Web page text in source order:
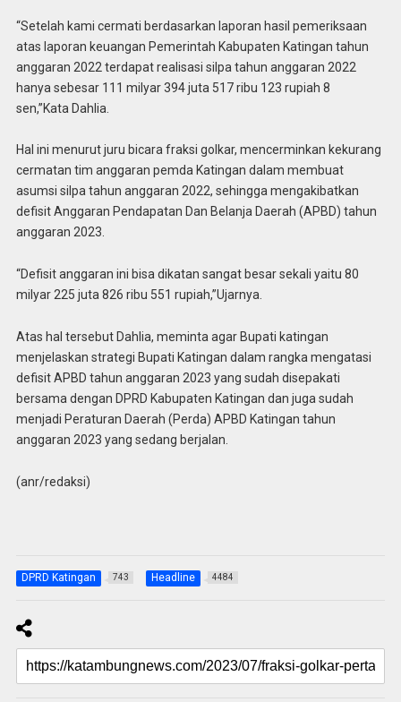
“Setelah kami cermati berdasarkan laporan hasil pemeriksaan
atas laporan keuangan Pemerintah Kabupaten Katingan tahun
anggaran 2022 terdapat realisasi silpa tahun anggaran 2022
hanya sebesar 111 milyar 394 juta 517 ribu 123 rupiah 8
sen,”Kata Dahlia.
Hal ini menurut juru bicara fraksi golkar, mencerminkan kekurang
cermatan tim anggaran pemda Katingan dalam membuat
asumsi silpa tahun anggaran 2022, sehingga mengakibatkan
defisit Anggaran Pendapatan Dan Belanja Daerah (APBD) tahun
anggaran 2023.
“Defisit anggaran ini bisa dikatan sangat besar sekali yaitu 80
milyar 225 juta 826 ribu 551 rupiah,”Ujarnya.
Atas hal tersebut Dahlia, meminta agar Bupati katingan
menjelaskan strategi Bupati Katingan dalam rangka mengatasi
defisit APBD tahun anggaran 2023 yang sudah disepakati
bersama dengan DPRD Kabupaten Katingan dan juga sudah
menjadi Peraturan Daerah (Perda) APBD Katingan tahun
anggaran 2023 yang sedang berjalan.
(anr/redaksi)
DPRD Katingan 743 Headline 4484